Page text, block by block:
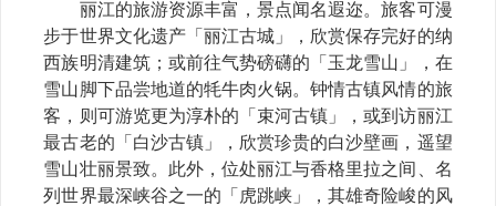
丽江的旅游资源丰富，景点闻名遐迩。旅客可漫
步于世界文化遗产「丽江古城」，欣赏保存完好的纳
西族明清建筑；或前往气势磅礴的「玉龙雪山」，在
雪山脚下品尝地道的牦牛肉火锅。钟情古镇风情的旅
客，则可游览更为淳朴的「束河古镇」，或到访丽江
最古老的「白沙古镇」，欣赏珍贵的白沙壁画，遥望
雪山壮丽景致。此外，位处丽江与香格里拉之间、名
列世界最深峡谷之一的「虎跳峡」，其雄奇险峻的风